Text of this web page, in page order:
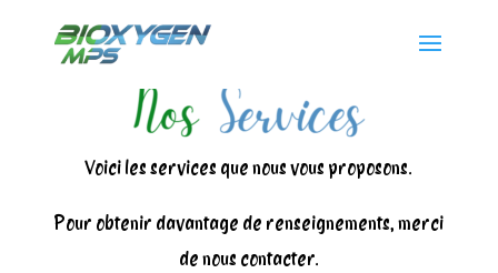
Voici les services que nous vous proposons.
Pour obtenir davantage de renseignements, merci
de nous contacter.